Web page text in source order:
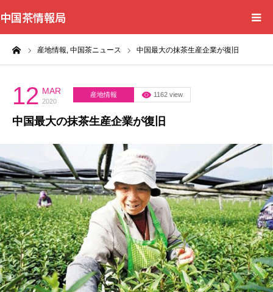
中国茶情報局
産地情報, 中国茶ニュース 中国最大の抹茶生産企業が復旧
12 MAR
2020
産地情報 1162 view
中国最大の抹茶生産企業が復旧
Home
News
BlogChecker
Events
WordBank
Shops
Books